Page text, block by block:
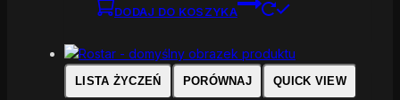
DODAJ DO KOSZYKA
LISTA ŻYCZEŃ PORÓWNAJ QUICK VIEW